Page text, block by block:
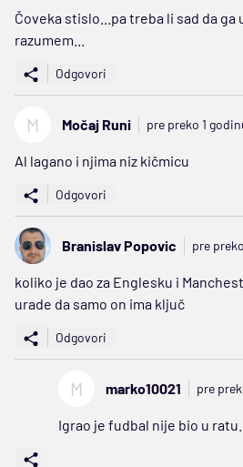
Čoveka stislo...pa treba li sad da ga
razumem...
Odgovori
M Močaj Runi pre preko 1
Al lagano i njima niz kičmicu
Odgovori
Branislav Popovic pre
koliko je dao za Englesku i
urade da samo on ima ključ
Odgovori
M marko10021 pre
Igrao je fudbal nije bio u ratu..